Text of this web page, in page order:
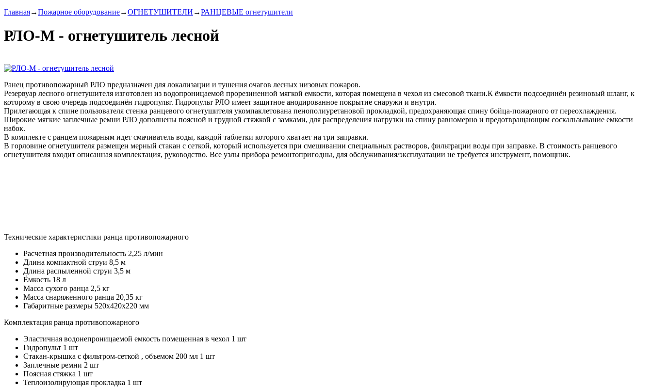
Главная→Пожарное оборудование→ОГНЕТУШИТЕЛИ →РАНЦЕВЫЕ огнетушители
РЛО-М - огнетушитель лесной
Ранец противопожарный РЛО предназначен для локализации и тушения очагов лесных низовых пожаров.
Резервуар лесного огнетушителя изготовлен из водопроницаемой прорезиненной мягкой емкости, которая помещена в чехол из смесовой ткани.К ёмкости подсоединён резиновый шланг, к
которому в свою очередь подсоединён гидропульт. Гидропульт РЛО имеет защитное анодированное покрытие снаружи и внутри.
Прилегающая к спине пользователя стенка ранцевого огнетушителя укомпаклетована пенополиуретановой прокладкой, предохраняющая спину бойца-пожарного от переохлаждения.
Широкие мягкие заплечные ремни РЛО дополнены поясной и грудной стяжкой с замками, для распределения нагрузки на спину равномерно и предотвращающим соскальзывание емкости
набок.
В комплекте с ранцем пожарным идет смачиватель воды, каждой таблетки которого хватает на три заправки.
В горловине огнетушителя размещен мерный стакан с сеткой, который используется при смешивании специальных растворов, фильтрации воды при заправке. В стоимость ранцевого
огнетушителя входит описанная комплектация, руководство. Все узлы прибора ремонтопригодны, для обслуживания/эксплуатации не требуется инструмент, помощник.
Технические характеристики ранца противопожарного
Расчетная производительность 2,25 л/мин
Длина компактной струи 8,5 м
Длина распыленной струи 3,5 м
Ёмкость 18 л
Масса сухого ранца 2,5 кг
Масса снаряженного ранца 20,35 кг
Габаритные размеры 520х420х220 мм
Комплектация ранца противопожарного
Эластичная водонепроницаемой емкость помещенная в чехол 1 шт
Гидропульт 1 шт
Стакан-крышка с фильтром-сеткой , объемом 200 мл 1 шт
Заплечные ремни 2 шт
Поясная стяжка 1 шт
Теплоизолирующая прокладка 1 шт